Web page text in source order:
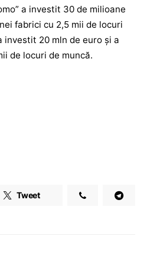
a investit 30 de milioane
fabrici cu 2,5 mii de locuri
investit 20 mln de euro și a
de locuri de muncă.
Tweet